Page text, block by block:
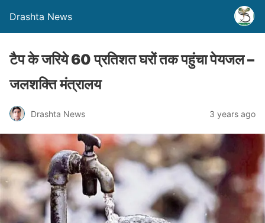
Drashta News
टैप के जरिये 60 प्रतिशत घरों तक पहुंचा पेयजल –
जलशक्ति मंत्रालय
Drashta News 3 years ago